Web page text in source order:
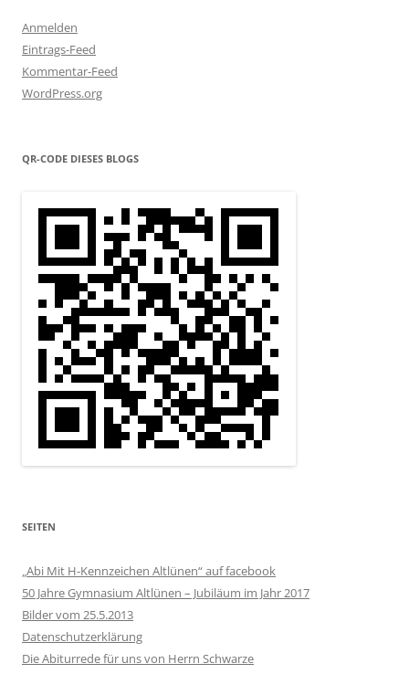
Anmelden
Eintrags-Feed
Kommentar-Feed
WordPress.org
QR-CODE DIESES BLOGS
SEITEN
„Abi Mit H-Kennzeichen Altlünen“ auf facebook
50 Jahre Gymnasium Altlünen – Jubiläum im Jahr 2017
Bilder vom 25.5.2013
Datenschutzerklärung
Die Abiturrede für uns von Herrn Schwarze